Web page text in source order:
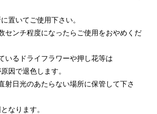
置いてご使用下さい。
センチ程度になったらご使用をおやめくだ
いるドライフラワーや押し花等は
因で退色します。
射日光のあたらない場所に保管して下さ
なります。